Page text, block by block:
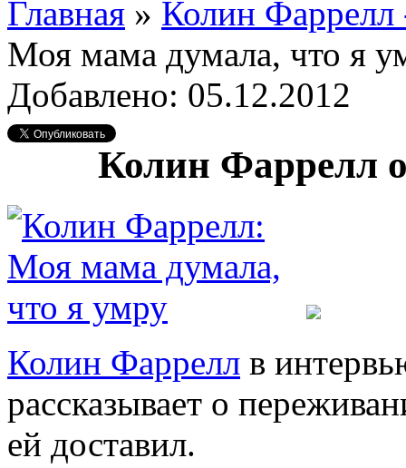
Главная » Колин
Моя мама думала, что я
Добавлено: 05.12.2012
Колин Фаррелл
Колин Фаррелл в
рассказывает о
ей доставил.